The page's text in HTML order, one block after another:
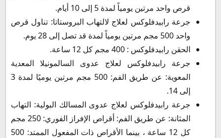
قرص واحد مرتين يومياً لمدة 5 إلى 10 أيام.
جرعة رابيدفلوكس لعلاج لالتهاب البروستاتا: تناول قرص
واحد 500 مجم مرتين يومياً لمدة قد تصل إلى 28 يوم.
الحقن رابيدفلوكس : 400 مجم كل 12 ساعة.
جرعة رابيدفلوكس لعلاج عدوى السالمونيلا المعدية
المعوية: عن طريق الفم: 500 مجم مرتين يوميًا لمدة 3
إلى 14.
جرعة رابيدفلوكس لعلاج عدوى المسالك البولية: التهاب
المثانة: عن طريق الفم: أقراص الإفراز الفوري: 250 مجم
كل 12 ساعة ، بينما الأقراص ذات المفعول الممتد: 500